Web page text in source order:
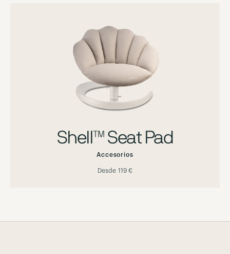
Shell™ Seat Pad
Accesorios
Desde 119 €